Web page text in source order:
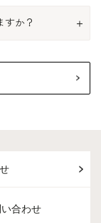
すか？
合わせ